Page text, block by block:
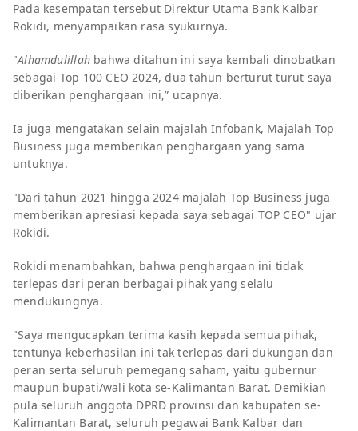
Pada kesempatan tersebut Direktur Utama Bank Kalbar
Rokidi, menyampaikan rasasyukurnya.
"Alhamdulillahbahwa ditahun ini saya kembali dinobatkan
sebagai Top 100 CEO 2024, dua tahun berturut turut saya
diberikan penghargaan ini,” ucapnya.
Ia juga mengatakan selain majalah Infobank, Majalah Top
Business juga memberikan penghargaan yang sama
untuknya.
"Dari tahun 2021 hingga 2024 majalah Top Business juga
memberikan apresiasi kepada saya sebagai TOP CEO" ujar
Rokidi.
Rokidi menambahkan, bahwa penghargaan ini tidak
terlepas dari peran berbagai pihak yang selalu
mendukungnya.
"Saya mengucapkan terima kasih kepada semua pihak,
tentunya keberhasilan ini takterlepas dari dukungan dan
peran serta seluruh pemegang saham, yaitu gubernur
maupun bupati/wali kota se-Kalimantan Barat. Demikian
pula seluruh anggota DPRD provinsi dan kabupaten se-
Kalimantan Barat, seluruh pegawai Bank Kalbar dan